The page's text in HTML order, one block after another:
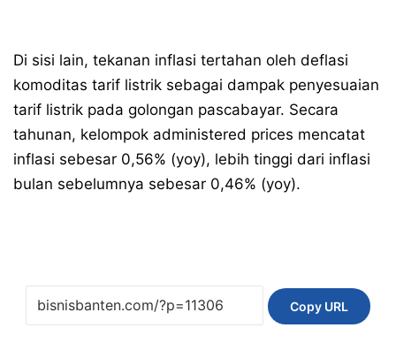
Di sisi lain, tekanan inflasi tertahan oleh deflasi
komoditas tarif listrik sebagai dampak penyesuaian
tarif listrik pada golongan pascabayar. Secara
tahunan, kelompok administered prices mencatat
inflasi sebesar 0,56% (yoy), lebih tinggi dari inflasi
bulan sebelumnya sebesar 0,46% (yoy).
Copy URL